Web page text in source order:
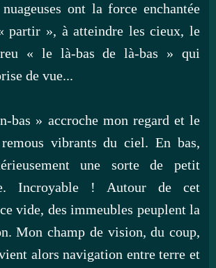
ont la force enchantée
partir », à atteindre les cieux, le
« le là-bas de là-bas » qui
de vue...
bas » accroche mon regard et le
vibrants du ciel. En bas,
une sorte de petit
Incroyable ! Autour de cet
vide, des immeubles peuplent la
Mon champ de vision, du coup,
alors navigation entre terre et